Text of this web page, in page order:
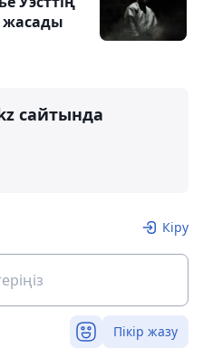
жасады
сайтында
Кіру
Пікір жазу